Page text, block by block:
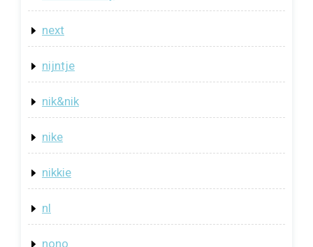
next
nijntje
nik&nik
nike
nikkie
nl
nono